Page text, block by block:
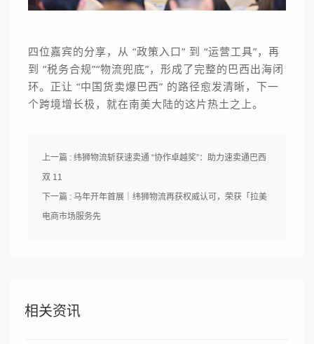
四位嘉宾的分享，从 “政策入口” 到 “运营工具”，再
到 “税务合规”“物流兜底”，形成了完整的巴西出海闭
环。正让 “中国货卖爆巴西” 的路径愈发清晰，下一
个跨境增长极，就在南美大陆的这片热土之上。
上一篇 : 纬狮物流斩获速卖通 “协作卓越奖”：助力速卖通巴西
双 11
下一篇 : 马年开年首展｜纬狮物流再获权威认可，荣获「拉美
电商市场服务先
相关资讯